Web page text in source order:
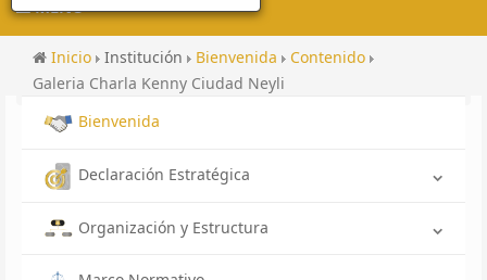
MENU
Inicio Institución Bienvenida
Contenido
Galeria Charla Kenny Ciudad Neyli
Bienvenida
Declaración Estratégica
Organización y Estructura